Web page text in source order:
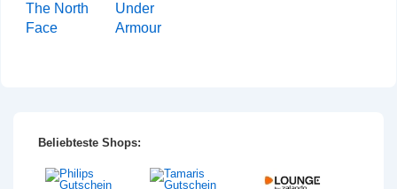
The North
Face
Under
Armour
Beliebteste Shops: